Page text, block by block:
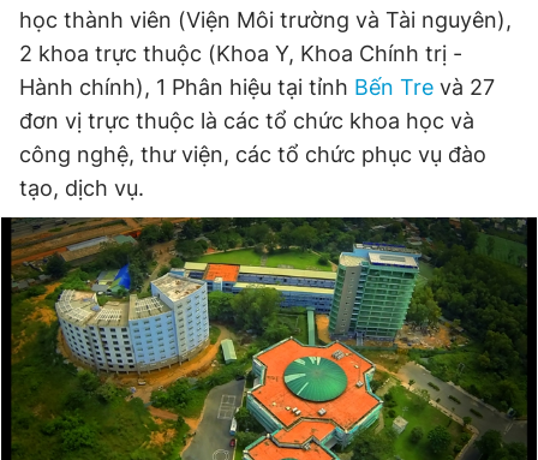
học thành viên (Viện Môi trường và Tài nguyên),
2 khoa trực thuộc (Khoa Y, Khoa Chính trị -
Hành chính), 1 Phân hiệu tại tỉnh Bến Tre và 27
đơn vị trực thuộc là các tổ chức khoa học và
công nghệ, thư viện, các tổ chức phục vụ đào
tạo, dịch vụ.